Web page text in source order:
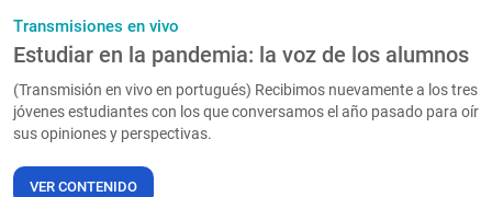
Transmisiones en vivo
Estudiar en la pandemia: la voz de los alumnos
(Transmisión en vivo en portugués) Recibimos nuevamente a los tres
jóvenes estudiantes con los que conversamos el año pasado para oír
sus opiniones y perspectivas.
VER CONTENIDO